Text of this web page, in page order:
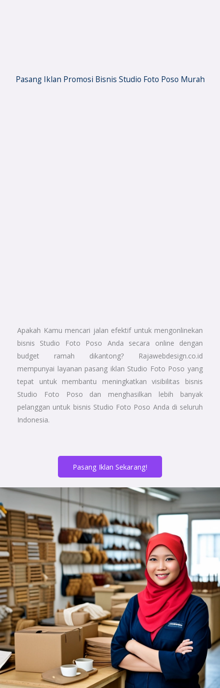
Pasang Iklan Promosi Bisnis Studio Foto Poso Murah
Apakah Kamu mencari jalan efektif untuk mengonlinekan
bisnis Studio Foto Poso Anda secara online dengan
budget ramah dikantong? Rajawebdesign.co.id
mempunyai layanan pasang iklan Studio Foto Poso yang
tepat untuk membantu meningkatkan visibilitas bisnis
Studio Foto Poso dan menghasilkan lebih banyak
pelanggan untuk bisnis Studio Foto Poso Anda di seluruh
Indonesia.
Pasang Iklan Sekarang!